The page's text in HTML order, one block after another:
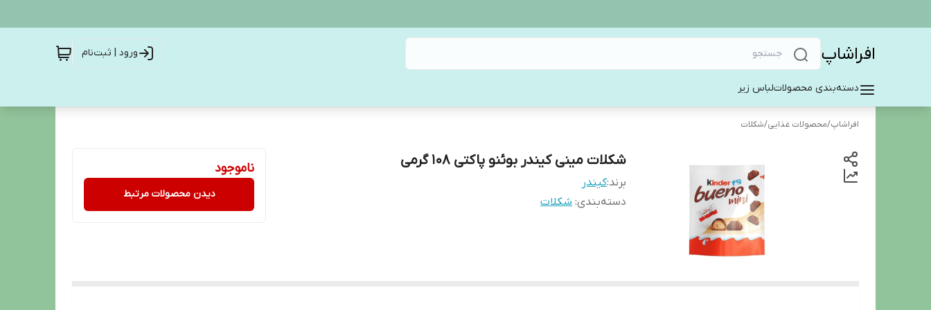
افراشاپ ورود | ثبت‌نام
دسته‌بندی محصولاتلباس زیر
افراشاپ/محصولات غذایی/شکلات
شکلات مینی کیندر بوئنو پاکتی 108 گرمی
برند:کیندر
دسته‌بندی: شکلات
ناموجود
دیدن محصولات مرتبط